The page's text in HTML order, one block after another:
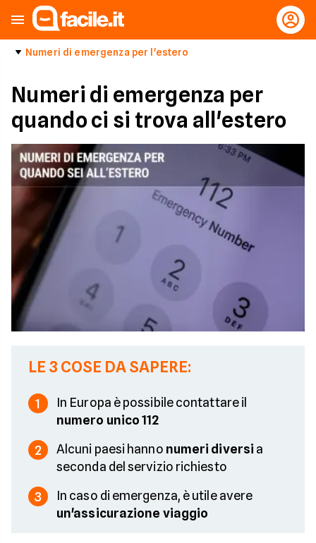
Numeri di emergenza per l'estero
Numeri di emergenza per
quando ci si trova all'estero
LE 3 COSE DA SAPERE:
1
In Europa è possibile contattare il
numero unico 112
2 Alcuni paesi hanno numeri diversi a
seconda del servizio richiesto
3
In caso di emergenza, è utile avere
un'assicurazione viaggio